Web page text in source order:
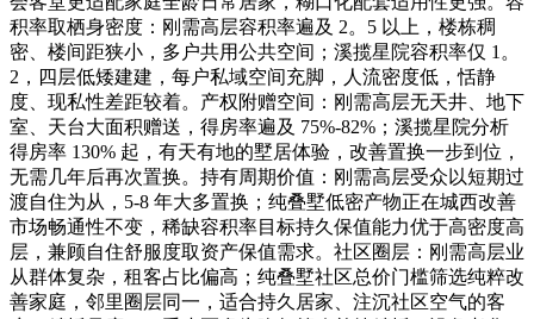
积率取栖身密度：刚需高层容积率遍及 2。5 以上，楼栋稠
密、楼间距狭小，多户共用公共空间；溪揽星院容积率仅 1。
2，四层低矮建建，每户私域空间充脚，人流密度低，恬静
度、现私性差距较着。产权附赠空间：刚需高层无天井、地下
室、天台大面积赠送，得房率遍及 75%-82%；溪揽星院分析
得房率 130% 起，有天有地的墅居体验，改善置换一步到位，
无需几年后再次置换。持有周期价值：刚需高层受众以短期过
渡自住为从，5-8 年大多置换；纯叠墅低密产物正在城西改善
市场畅通性不变，稀缺容积率目标持久保值能力优于高密度高
层，兼顾自住舒服度取资产保值需求。社区圈层：刚需高层业
从群体复杂，租客占比偏高；纯叠墅社区总价门槛筛选纯粹改
善家庭，邻里圈层同一，适合持久居家、注沉社区空气的客